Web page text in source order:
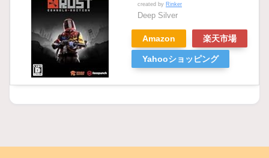
created by Rinker
Deep Silver
Amazon 楽天市場
Yahooショッピング